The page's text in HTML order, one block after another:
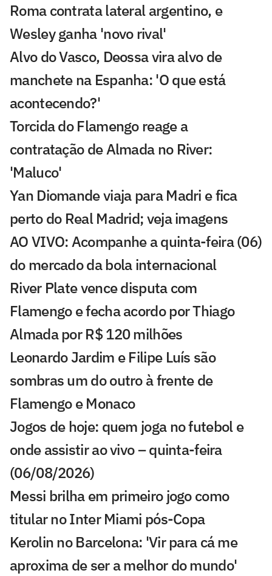
Roma contrata lateral argentino, e
Wesley ganha 'novo rival'
Alvo do Vasco, Deossa vira alvo de
manchete na Espanha: 'O que está
acontecendo?'
Torcida do Flamengo reage a
contratação de Almada no River:
'Maluco'
Yan Diomande viaja para Madri e fica
perto do Real Madrid; veja imagens
AO VIVO: Acompanhe a quinta-feira (06)
do mercado da bola internacional
River Plate vence disputa com
Flamengo e fecha acordo por Thiago
Almada por R$ 120 milhões
Leonardo Jardim e Filipe Luís são
sombras um do outro à frente de
Flamengo e Monaco
Jogos de hoje: quem joga no futebol e
onde assistir ao vivo – quinta-feira
(06/08/2026)
Messi brilha em primeiro jogo como
titular no Inter Miami pós-Copa
Kerolin no Barcelona: 'Vir para cá me
aproxima de ser a melhor do mundo'